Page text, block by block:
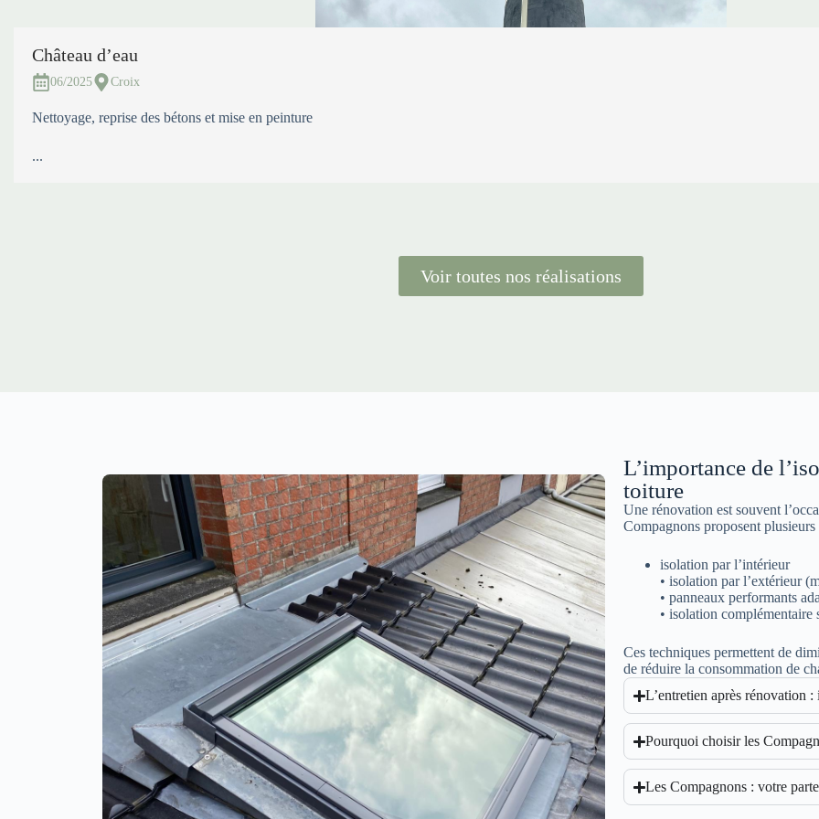
Château d’eau
06/2025 Croix
Nettoyage, reprise des bétons et mise en peinture
...
Voir toutes nos réalisations
L’importance de
toiture
Une rénovation est souvent
Compagnons proposent plusieurs
isolation par l’intérieur
• isolation par l’extérieur
• panneaux performants
• isolation complémentaire
Ces techniques permettent de
de réduire la consommation de
L’entretien après rénovation
Pourquoi choisir les
Les Compagnons : votre